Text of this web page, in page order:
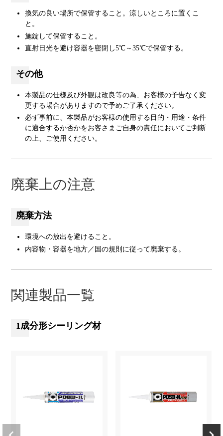
換気の良い場所で保管すること。涼しいところに置くこ
と。
施錠して保管すること。
直射日光を避け容器を密閉し5℃～35℃で保管する。
その他
本製品の仕様及び外観は改良等の為、お客様の予告なく変
更する場合がありますので予めご了承ください。
必ず事前に、本製品がお客様の使用する目的・用途・条件
に適合するか否かをお客さまご自身の責任においてご判断
の上、ご使用ください。
廃棄上の注意
廃棄方法
環境への放出を避けること。
内容物・容器を地方／国の規則に従って廃棄する。
関連製品一覧
1成分形シーリング材